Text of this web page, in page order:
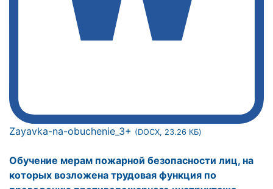
Zayavka-na-obuchenie_3+ (DOCX, 23.26 КБ)
Обучение мерам пожарной безопасности лиц, на
которых возложена трудовая функция по